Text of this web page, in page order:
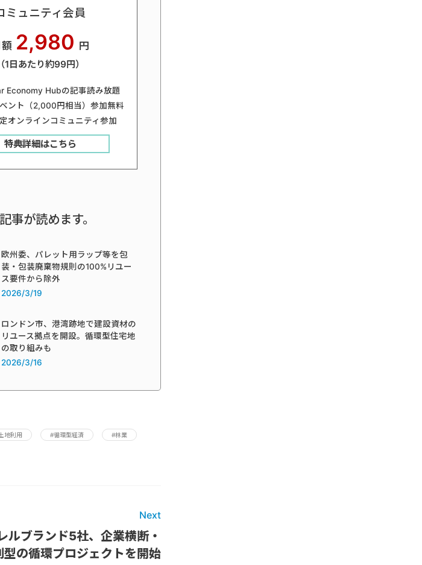
ミュニティ会員
2,980 円
（1日あたり約99円）
Economy Hubの記事読み放題
ント（2,000円相当）参加無料
オンラインコミュニティ参加
特典詳細はこちら
事が読めます。
欧州委、パレット用ラップ等を包
装・包装廃棄物規則の100%リユー
ス要件から除外
2026/3/19
ロンドン市、港湾跡地で建設資材の
リユース拠点を開設。循環型住宅地
の取り組みも
2026/3/16
地利用 #循環型経済 #林業
Next
ルブランド5社、企業横断・
型の循環プロジェクトを開始